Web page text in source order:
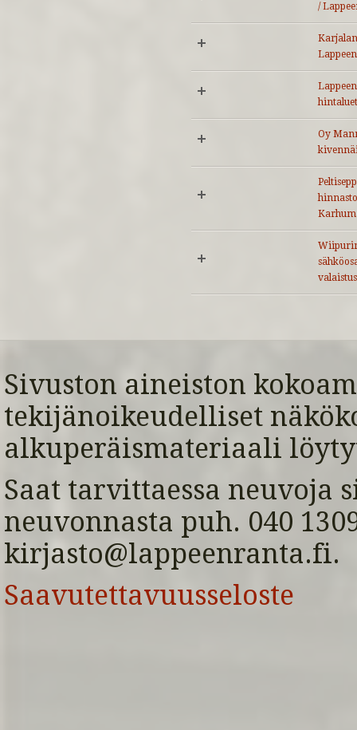
/
Karjalan
Oy
Sivuston aineiston
tekijänoikeudelliset
alkuperäismateriaali
Saat tarvittaessa neuvoja
neuvonnasta puh. 040
kirjasto@lappeenranta.fi.
Saavutettavuusseloste